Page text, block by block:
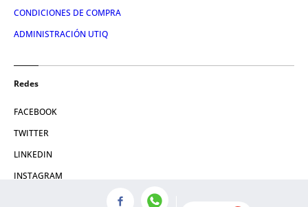
CONDICIONES DE COMPRA
ADMINISTRACIÓN UTIQ
Redes
FACEBOOK
TWITTER
LINKEDIN
INSTAGRAM